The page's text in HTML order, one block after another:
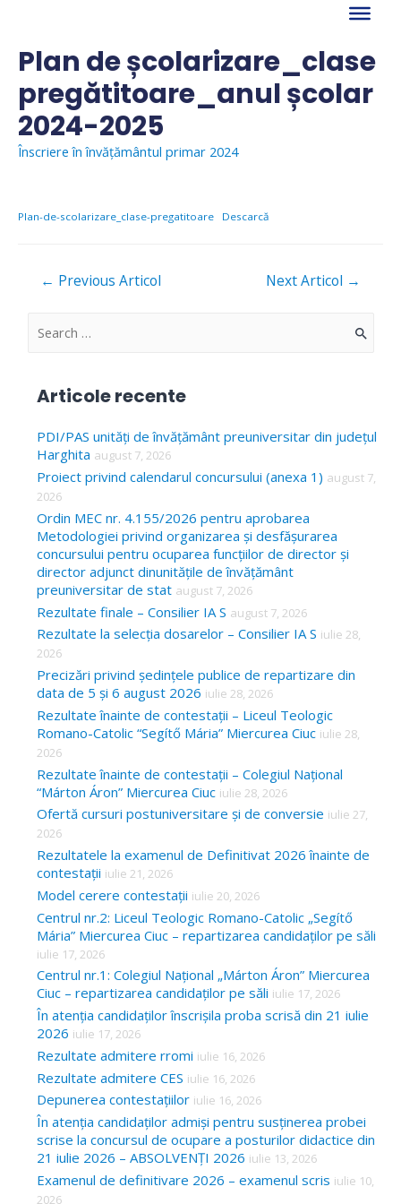
contentPlan de școlarizare_clase
pregătitoare_anul școlar
2024-2025
Înscriere în învățământul primar 2024
Plan-de-scolarizare_clase-pregatitoare Descarcă
Navigare
← Previous Articol Next Articol →
S
c
h
f
o
r
Articole recente
PDI/PAS unități de învățământ preuniversitar din județul
Harghita august 7, 2026
Proiect privind calendarul concursului (anexa 1) august 7,
2026
Ordin MEC nr. 4.155/2026 pentru aprobarea
Metodologiei privind organizarea și desfășurarea
concursului pentru ocuparea funcțiilor de director și
director adjunct dinunitățile de învățământ
preuniversitar de stat august 7, 2026
Rezultate finale – Consilier IA S august 7, 2026
Rezultate la selecția dosarelor – Consilier IA S iulie 28,
2026
Precizări privind ședințele publice de repartizare din
data de 5 și 6 august 2026 iulie 28, 2026
Rezultate înainte de contestații – Liceul Teologic
Romano-Catolic “Segítő Mária” Miercurea Ciuc iulie 28,
2026
Rezultate înainte de contestații – Colegiul Național
“Márton Áron” Miercurea Ciuc iulie 28, 2026
Ofertă cursuri postuniversitare și de conversie iulie 27,
2026
Rezultatele la examenul de Definitivat 2026 înainte de
contestații iulie 21, 2026
Model cerere contestații iulie 20, 2026
Centrul nr.2: Liceul Teologic Romano-Catolic „Segítő
Mária” Miercurea Ciuc – repartizarea candidaților pe săli
iulie 17, 2026
Centrul nr.1: Colegiul Național „Márton Áron” Miercurea
Ciuc – repartizarea candidaților pe săli iulie 17, 2026
În atenția candidaților înscrișila proba scrisă din 21 iulie
2026 iulie 17, 2026
Rezultate admitere rromi iulie 16, 2026
Rezultate admitere CES iulie 16, 2026
Depunerea contestațiilor iulie 16, 2026
În atenția candidaților admiși pentru susținerea probei
scrise la concursul de ocupare a posturilor didactice din
21 iulie 2026 – ABSOLVENȚI 2026 iulie 13, 2026
Examenul de definitivare 2026 – examenul scris iulie 10,
2026